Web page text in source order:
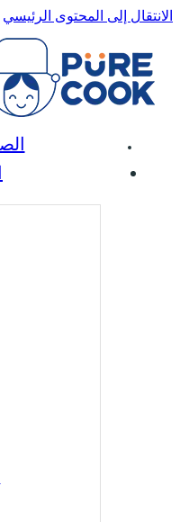
الانتقال إلى المحتوى الرئيسي